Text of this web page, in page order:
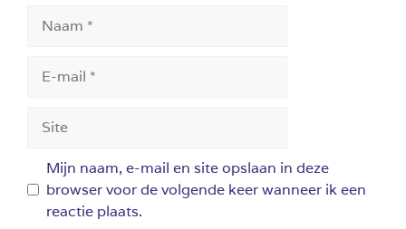
mail
Mijn naam, e-mail en site opslaan in deze
browser voor de volgende keer wanneer ik een
reactie plaats.